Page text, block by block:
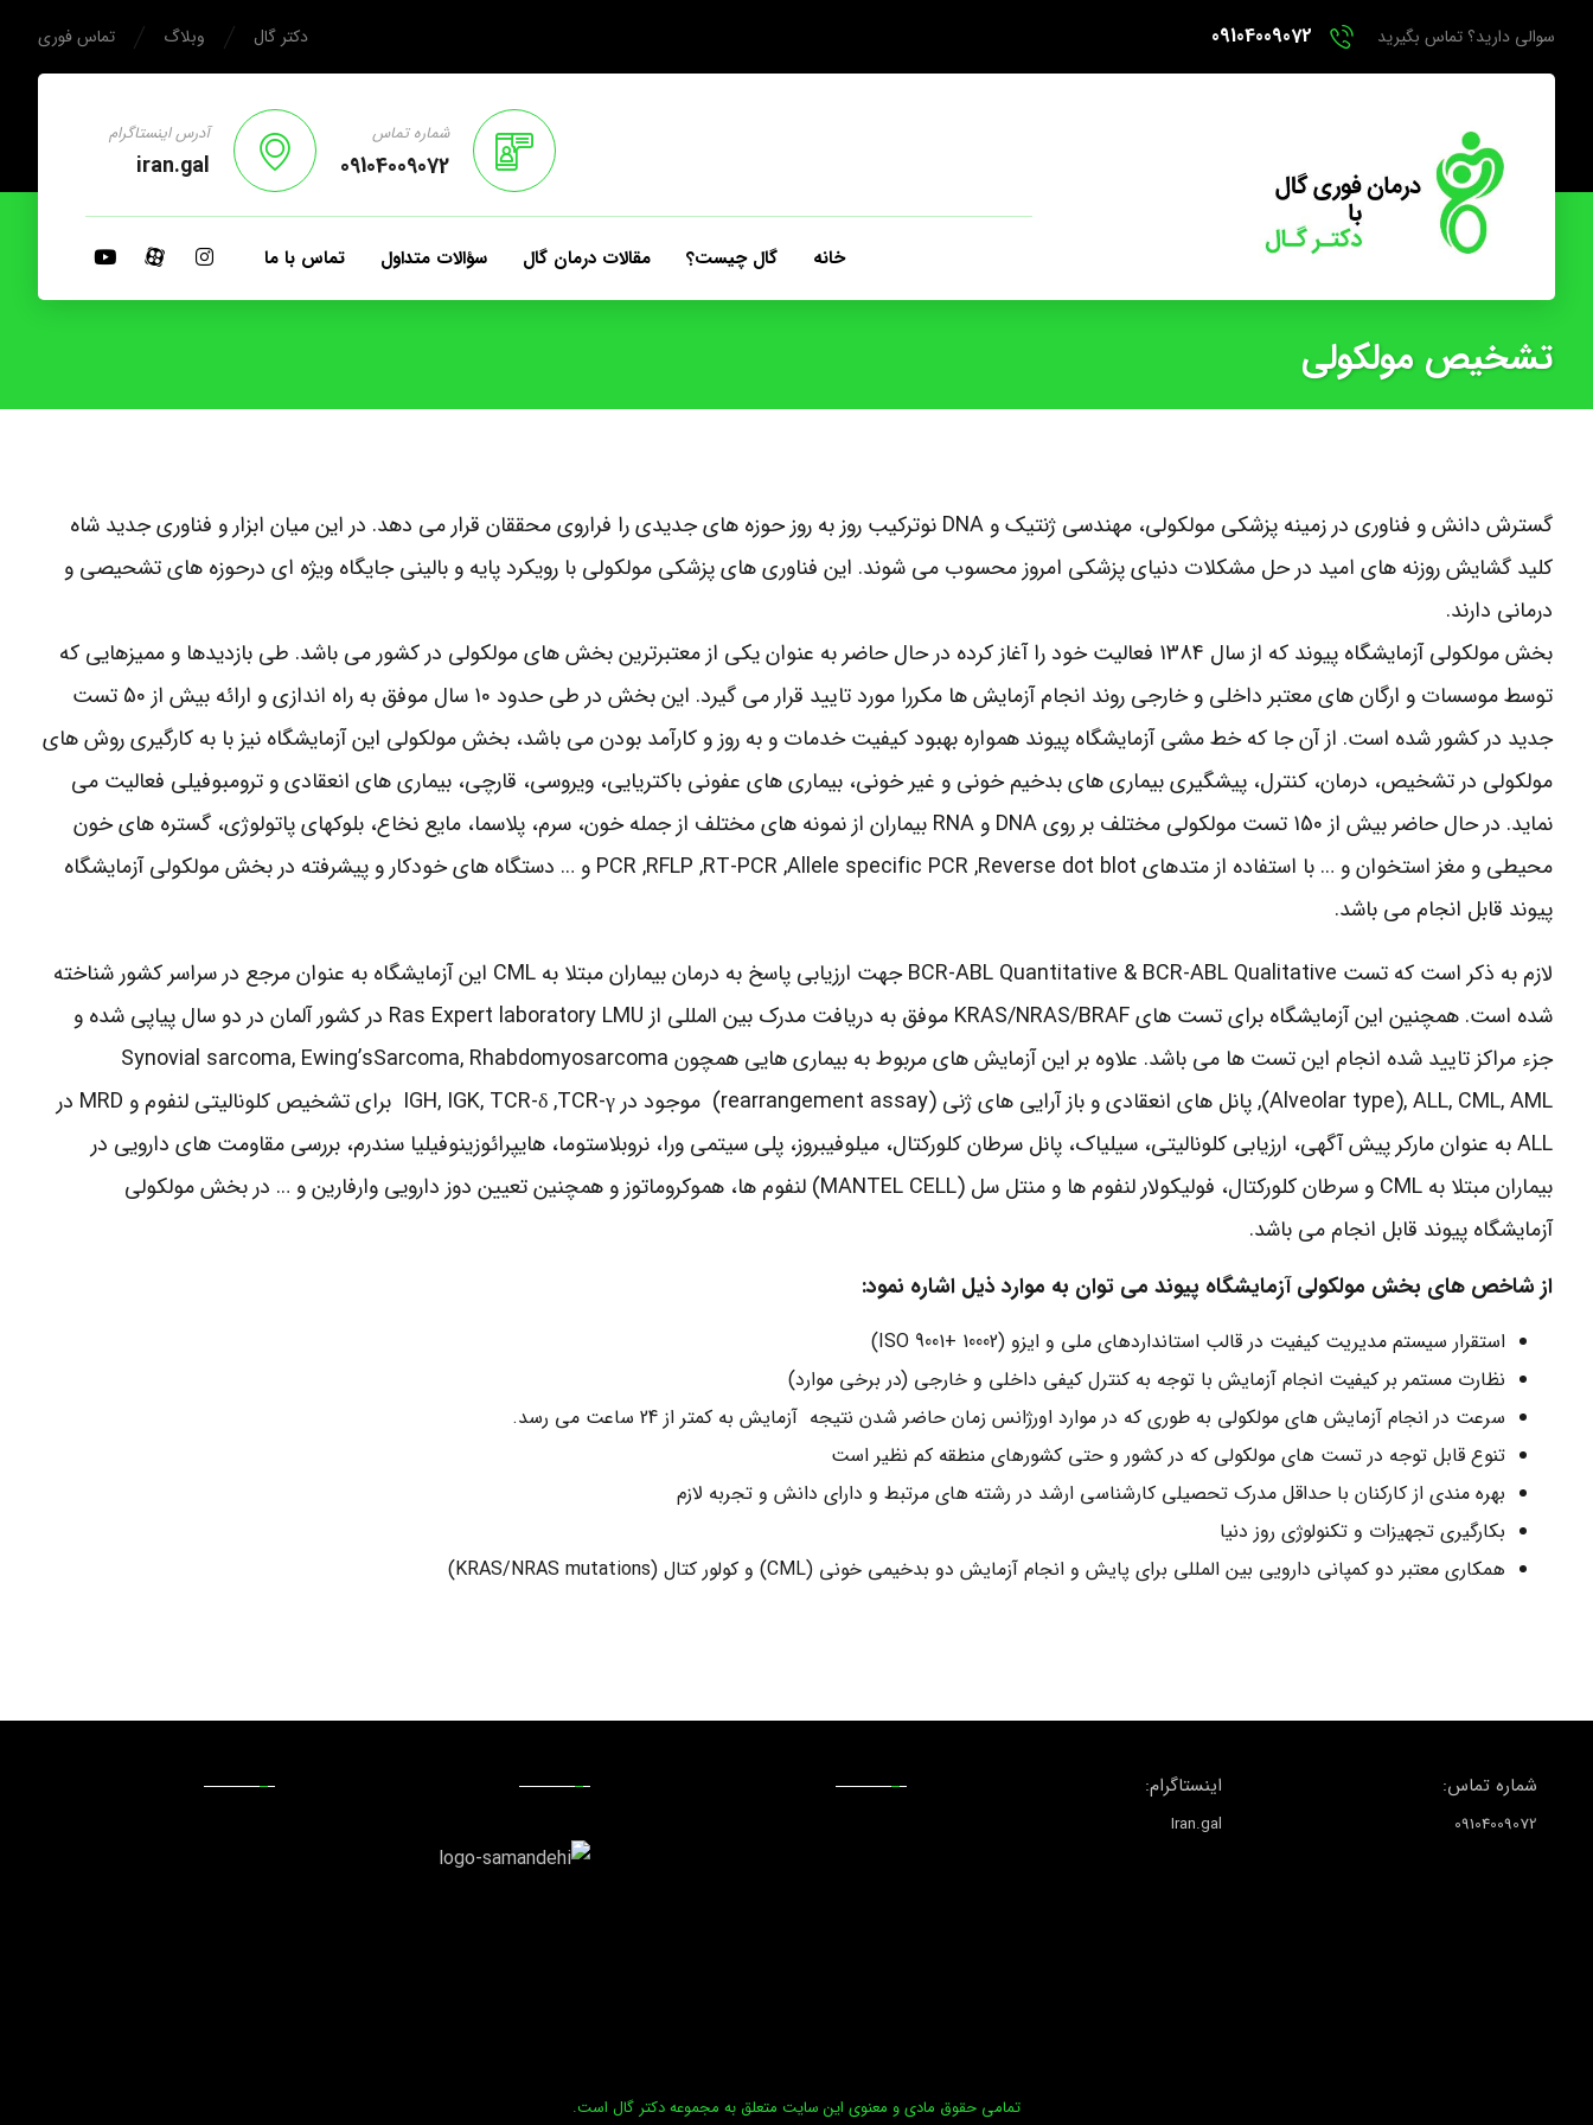
سوالی دارید؟ تماس بگیرید 09104009072 تماس فوری وبلاگ دکتر گال
آدرس اینستاگرام
iran.gal
شماره تماس
09104009072
خانه گال چیست؟ مقالات درمان گال سؤالات متداول تماس با ما
تشخیص مولکولی
گسترش دانش و فناوری در زمینه پزشکی مولکولی، مهندسی ژنتیک و DNA نوترکیب روز به روز حوزه های جدیدی را فراروی محققان قرار می دهد. در این میان ابزار و فناوری جدید شاه
کلید گشایش روزنه های امید در حل مشکلات دنیای پزشکی امروز محسوب می شوند. این فناوری های پزشکی مولکولی با رویکرد پایه و بالینی جایگاه ویژه ای درحوزه های تشحیصی و
درمانی دارند.
بخش مولکولی آزمایشگاه پیوند که از سال 1384 فعالیت خود را آغاز کرده در حال حاضر به عنوان یکی از معتبرترین بخش های مولکولی در کشور می باشد. طی بازدیدها و ممیزهایی که
توسط موسسات و ارگان های معتبر داخلی و خارجی روند انجام آزمایش ها مکررا مورد تایید قرار می گیرد. این بخش در طی حدود 10 سال موفق به راه اندازی و ارائه بیش از 50 تست
جدید در کشور شده است. از آن جا که خط مشی آزمایشگاه پیوند همواره بهبود کیفیت خدمات و به روز و کارآمد بودن می باشد، بخش مولکولی این آزمایشگاه نیز با به کارگیری روش های
مولکولی در تشخیص، درمان، کنترل، پیشگیری بیماری های بدخیم خونی و غیر خونی، بیماری های عفونی باکتریایی، ویروسی، قارچی، بیماری های انعقادی و ترومبوفیلی فعالیت می
نماید. در حال حاضر بیش از 150 تست مولکولی مختلف بر روی DNA و RNA بیماران از نمونه های مختلف از جمله خون، سرم، پلاسما، مایع نخاع، بلوکهای پاتولوژی، گستره های خون
محیطی و مغز استخوان و … با استفاده از متدهای PCR ,RFLP ,RT-PCR ,Allele specific PCR ,Reverse dot blot و … دستگاه های خودکار و پیشرفته در بخش مولکولی آزمایشگاه
پیوند قابل انجام می باشد.
لازم به ذکر است که تست BCR-ABL Quantitative & BCR-ABL Qualitative جهت ارزیابی پاسخ به درمان بیماران مبتلا به CML این آزمایشگاه به عنوان مرجع در سراسر کشور شناخته
شده است. همچنین این آزمایشگاه برای تست های KRAS/NRAS/BRAF موفق به دریافت مدرک بین المللی از Ras Expert laboratory LMU در کشور آلمان در دو سال پیاپی شده و
جزء مراکز تایید شده انجام این تست ها می باشد. علاوه بر این آزمایش های مربوط به بیماری هایی همچون Synovial sarcoma, Ewing’sSarcoma, Rhabdomyosarcoma
(Alveolar type), ALL, CML, AML, پانل های انعقادی و باز آرایی های ژنی (rearrangement assay) موجود در IGH, IGK, TCR-δ ,TCR-γ برای تشخیص کلونالیتی لنفوم و MRD در
ALL به عنوان مارکر پیش آگهی، ارزیابی کلونالیتی، سیلیاک، پانل سرطان کلورکتال، میلوفیبروز، پلی سیتمی ورا، نروبلاستوما، هایپرائوزینوفیلیا سندرم، بررسی مقاومت های دارویی در
بیماران مبتلا به CML و سرطان کلورکتال، فولیکولار لنفوم ها و منتل سل (MANTEL CELL) لنفوم ها، هموکروماتوز و همچنین تعیین دوز دارویی وارفارین و … در بخش مولکولی
آزمایشگاه پیوند قابل انجام می باشد.
از شاخص های بخش مولکولی آزمایشگاه پیوند می توان به موارد ذیل اشاره نمود:
استقرار سیستم مدیریت کیفیت در قالب استانداردهای ملی و ایزو (10002 +ISO 9001)
نظارت مستمر بر کیفیت انجام آزمایش با توجه به کنترل کیفی داخلی و خارجی (در برخی موارد)
سرعت در انجام آزمایش های مولکولی به طوری که در موارد اورژانس زمان حاضر شدن نتیجه آزمایش به کمتر از 24 ساعت می رسد.
تنوع قابل توجه در تست های مولکولی که در کشور و حتی کشورهای منطقه کم نظیر است
بهره مندی از کارکنان با حداقل مدرک تحصیلی کارشناسی ارشد در رشته های مرتبط و دارای دانش و تجربه لازم
بکارگیری تجهیزات و تکنولوژی روز دنیا
همکاری معتبر دو کمپانی دارویی بین المللی برای پایش و انجام آزمایش دو بدخیمی خونی (CML) و کولور کتال (KRAS/NRAS mutations)
شماره تماس:
09104009072
اینستاگرام:
Iran.gal
تمامی حقوق مادی و معنوی این سایت متعلق به مجموعه دکتر گال است.